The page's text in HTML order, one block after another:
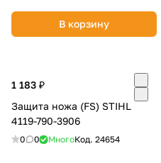
В корзину
1 183 ₽
Защита ножа (FS) STIHL
4119-790-3906
0 0 МногоКод. 24654